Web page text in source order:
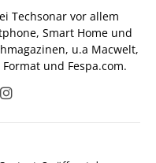
Techsonar vor allem
Smart Home und
u.a Macwelt,
und Fespa.com.